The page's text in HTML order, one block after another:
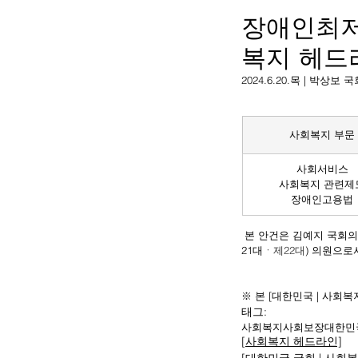
장애인최
복지 헤드
2024.6.20.목 | 박상보
사회복지 부문
사회서비스
사회복지 관련제
장애인고용법
본 안건은 김예지 국회
21대 ㆍ제22대) 의원으로
※ 본 [대한민국 | 사회복
태그:
사회복지사회보장대한민
[사회복지 헤드라인]